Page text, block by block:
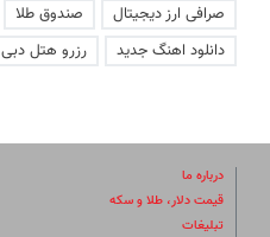
صرافی ارز دیجیتال
صندوق طلا
دانلود اهنگ جدید
رزرو هتل دبی
درباره ما
قیمت دلار، طلا و سکه
تبلیغات